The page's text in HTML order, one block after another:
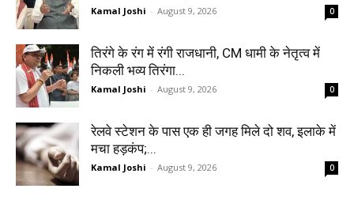
Kamal Joshi - August 9, 2026 0
तिरंगे के रंग में रंगी राजधानी, CM धामी के नेतृत्व में
निकली भव्य तिरंगा...
Kamal Joshi - August 9, 2026 0
रेलवे स्टेशन के पास एक ही जगह मिले दो शव, इलाके में
मचा हड़कंप;...
Kamal Joshi - August 9, 2026 0